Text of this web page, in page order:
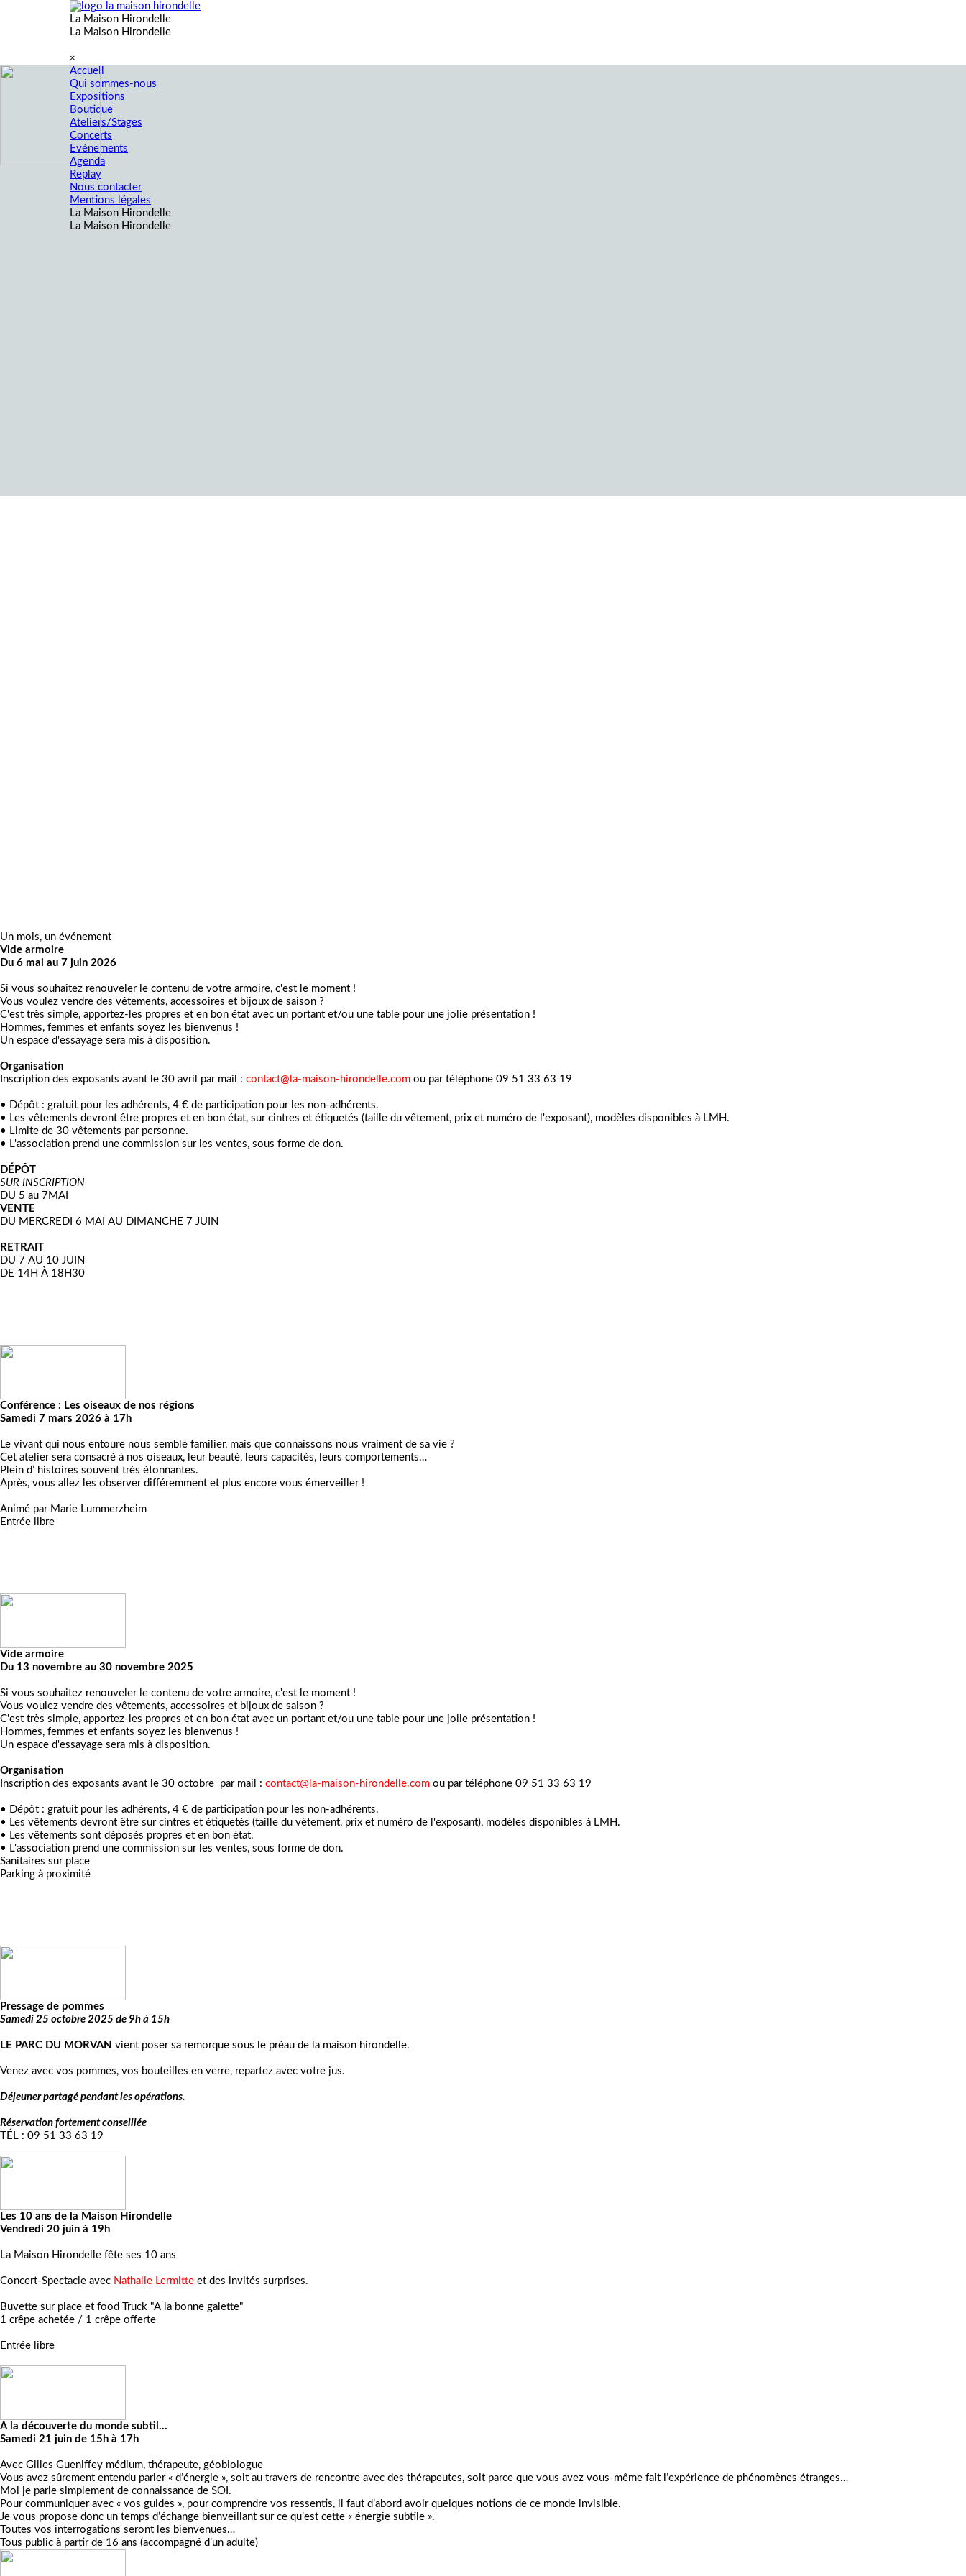
Aller au contenu
La Maison Hirondelle
La Maison Hirondelle
×
Accueil
Qui sommes-nous
Expositions
Boutique
Ateliers/Stages
Concerts
Evénements
Agenda
Replay
Nous contacter
Mentions légales
La Maison Hirondelle
La Maison Hirondelle
Un mois, un événement
Vide armoire
Du 6 mai au 7 juin 2026
Si vous souhaitez renouveler le contenu de votre armoire, c'est le moment !
Vous voulez vendre des vêtements, accessoires et bijoux de saison ?
C'est très simple, apportez-les propres et en bon état avec un portant et/ou une table pour une jolie présentation !
Hommes, femmes et enfants soyez les bienvenus !
Un espace d'essayage sera mis à disposition.
Organisation
Inscription des exposants avant le 30 avril par mail : contact@la-maison-hirondelle.com ou par téléphone 09 51 33 63 19
• Dépôt : gratuit pour les adhérents, 4 € de participation pour les non-adhérents.
• Les vêtements devront être propres et en bon état, sur cintres et étiquetés (taille du vêtement, prix et numéro de l'exposant), modèles disponibles à LMH.
• Limite de 30 vêtements par personne.
• L'association prend une commission sur les ventes, sous forme de don.
DÉPÔT
SUR INSCRIPTION
DU 5 au 7MAI
VENTE
DU MERCREDI 6 MAI AU DIMANCHE 7 JUIN
RETRAIT
DU 7 AU 10 JUIN
DE 14H À 18H30
Conférence : Les oiseaux de nos régions
Samedi 7 mars 2026 à 17h
Le vivant qui nous entoure nous semble familier, mais que connaissons nous vraiment de sa vie ?
Cet atelier sera consacré à nos oiseaux, leur beauté, leurs capacités, leurs comportements…
Plein d’ histoires souvent très étonnantes.
Après, vous allez les observer différemment et plus encore vous émerveiller !
Animé par Marie Lummerzheim
Entrée libre
Vide armoire
Du 13 novembre au 30 novembre 2025
Si vous souhaitez renouveler le contenu de votre armoire, c'est le moment !
Vous voulez vendre des vêtements, accessoires et bijoux de saison ?
C'est très simple, apportez-les propres et en bon état avec un portant et/ou une table pour une jolie présentation !
Hommes, femmes et enfants soyez les bienvenus !
Un espace d'essayage sera mis à disposition.
Organisation
Inscription des exposants avant le 30 octobre par mail : contact@la-maison-hirondelle.com ou par téléphone 09 51 33 63 19
• Dépôt : gratuit pour les adhérents, 4 € de participation pour les non-adhérents.
• Les vêtements devront être sur cintres et étiquetés (taille du vêtement, prix et numéro de l'exposant), modèles disponibles à LMH.
• Les vêtements sont déposés propres et en bon état.
• L'association prend une commission sur les ventes, sous forme de don.
Sanitaires sur place
Parking à proximité
Pressage de pommes
Samedi 25 octobre 2025 de 9h à 15h
LE PARC DU MORVAN vient poser sa remorque sous le préau de la maison hirondelle.
Venez avec vos pommes, vos bouteilles en verre, repartez avec votre jus.
Déjeuner partagé pendant les opérations.
Réservation fortement conseillée
TÉL : 09 51 33 63 19
Les 10 ans de la Maison Hirondelle
Vendredi 20 juin à 19h
La Maison Hirondelle fête ses 10 ans
Concert-Spectacle avec Nathalie Lermitte et des invités surprises.
Buvette sur place et food Truck "A la bonne galette"
1 crêpe achetée / 1 crêpe offerte
Entrée libre
A la découverte du monde subtil…
Samedi 21 juin de 15h à 17h
Avec Gilles Gueniffey médium, thérapeute, géobiologue
Vous avez sûrement entendu parler « d’énergie », soit au travers de rencontre avec des thérapeutes, soit parce que vous avez vous-même fait l’expérience de phénomènes étranges…
Moi je parle simplement de connaissance de SOI.
Pour communiquer avec « vos guides », pour comprendre vos ressentis, il faut d’abord avoir quelques notions de ce monde invisible.
Je vous propose donc un temps d’échange bienveillant sur ce qu’est cette « énergie subtile ».
Toutes vos interrogations seront les bienvenues…
Tous public à partir de 16 ans (accompagné d’un adulte)